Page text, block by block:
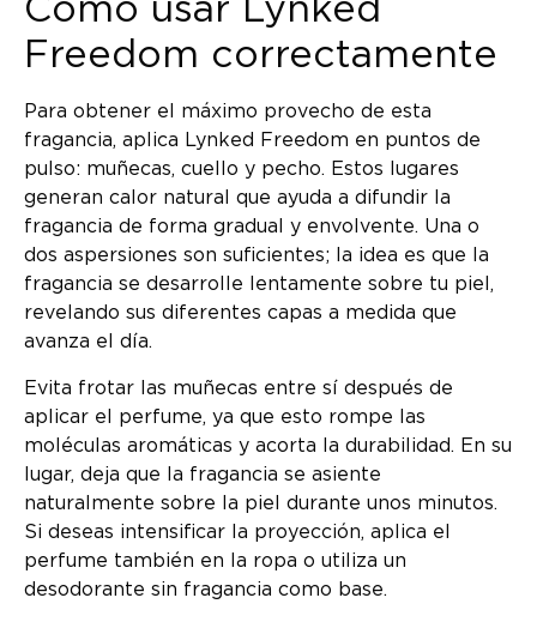
Cómo usar Lynked
Freedom correctamente
Para obtener el máximo provecho de esta
fragancia, aplica Lynked Freedom en puntos de
pulso: muñecas, cuello y pecho. Estos lugares
generan calor natural que ayuda a difundir la
fragancia de forma gradual y envolvente. Una o
dos aspersiones son suficientes; la idea es que la
fragancia se desarrolle lentamente sobre tu piel,
revelando sus diferentes capas a medida que
avanza el día.
Evita frotar las muñecas entre sí después de
aplicar el perfume, ya que esto rompe las
moléculas aromáticas y acorta la durabilidad. En su
lugar, deja que la fragancia se asiente
naturalmente sobre la piel durante unos minutos.
Si deseas intensificar la proyección, aplica el
perfume también en la ropa o utiliza un
desodorante sin fragancia como base.